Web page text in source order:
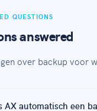
QUESTIONS
answered
over backup voor
AX automatisch een